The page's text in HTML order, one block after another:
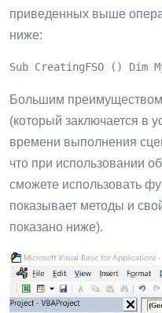
приведенных выше
ниже:
Sub CreatingFSO () Dim
Большим преимуществом
(который заключается в
времени выполнения
что при использовании
сможете использовать
показывает методы и
показано ниже).